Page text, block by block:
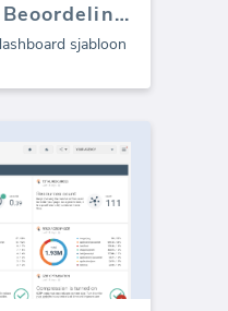
VogelOog Online Beoordelingen dashboard
sjabloon